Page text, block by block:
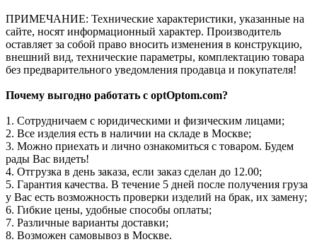
ПРИМЕЧАНИЕ: Технические характеристики, указанные на
сайте, носят информационный характер. Производитель
оставляет за собой право вносить изменения в конструкцию,
внешний вид, технические параметры, комплектацию товара
без предварительного уведомления продавца и покупателя!
Почему выгодно работать с optOptom.com?
1. Сотрудничаем с юридическими и физическим лицами;
2. Все изделия есть в наличии на складе в Москве;
3. Можно приехать и лично ознакомиться с товаром. Будем
рады Вас видеть!
4. Отгрузка в день заказа, если заказ сделан до 12.00;
5. Гарантия качества. В течение 5 дней после получения груза
у Вас есть возможность проверки изделий на брак, их замену;
6. Гибкие цены, удобные способы оплаты;
7. Различные варианты доставки;
8. Возможен самовывоз в Москве.